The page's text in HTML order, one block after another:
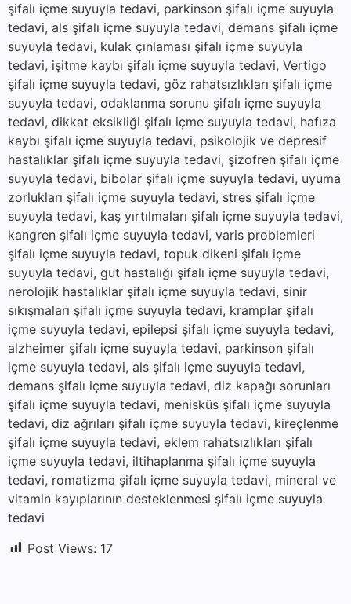
şifalı içme suyuyla tedavi, parkinson şifalı içme suyuyla
tedavi, als şifalı içme suyuyla tedavi, demans şifalı içme
suyuyla tedavi, kulak çınlaması şifalı içme suyuyla
tedavi, işitme kaybı şifalı içme suyuyla tedavi, Vertigo
şifalı içme suyuyla tedavi, göz rahatsızlıkları şifalı içme
suyuyla tedavi, odaklanma sorunu şifalı içme suyuyla
tedavi, dikkat eksikliği şifalı içme suyuyla tedavi, hafıza
kaybı şifalı içme suyuyla tedavi, psikolojik ve depresif
hastalıklar şifalı içme suyuyla tedavi, şizofren şifalı içme
suyuyla tedavi, bibolar şifalı içme suyuyla tedavi, uyuma
zorlukları şifalı içme suyuyla tedavi, stres şifalı içme
suyuyla tedavi, kaş yırtılmaları şifalı içme suyuyla tedavi,
kangren şifalı içme suyuyla tedavi, varis problemleri
şifalı içme suyuyla tedavi, topuk dikeni şifalı içme
suyuyla tedavi, gut hastalığı şifalı içme suyuyla tedavi,
nerolojik hastalıklar şifalı içme suyuyla tedavi, sinir
sıkışmaları şifalı içme suyuyla tedavi, kramplar şifalı
içme suyuyla tedavi, epilepsi şifalı içme suyuyla tedavi,
alzheimer şifalı içme suyuyla tedavi, parkinson şifalı
içme suyuyla tedavi, als şifalı içme suyuyla tedavi,
demans şifalı içme suyuyla tedavi, diz kapağı sorunları
şifalı içme suyuyla tedavi, menisküs şifalı içme suyuyla
tedavi, diz ağrıları şifalı içme suyuyla tedavi, kireçlenme
şifalı içme suyuyla tedavi, eklem rahatsızlıkları şifalı
içme suyuyla tedavi, iltihaplanma şifalı içme suyuyla
tedavi, romatizma şifalı içme suyuyla tedavi, mineral ve
vitamin kayıplarının desteklenmesi şifalı içme suyuyla
tedavi
Post Views: 17